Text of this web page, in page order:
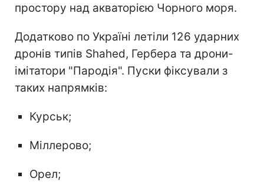
простору над акваторією Чорного моря.
Додатково по Україні летіли 126 ударних
дронів типів Shahed, Гербера та дрони-
імітатори "Пародія". Пуски фіксували з
таких напрямків:
Курськ;
Міллерово;
Орел;